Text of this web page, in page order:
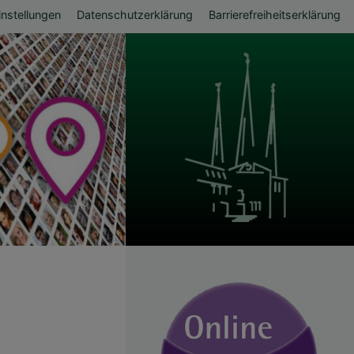
Datenschutzerklärung Barrierefreiheitserklärung